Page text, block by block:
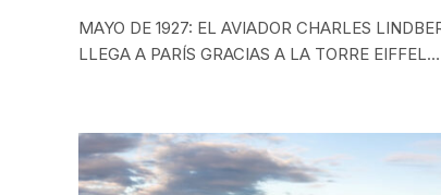
MAYO DE 1927: EL AVIADOR CHARLES
LLEGA A PARÍS GRACIAS A LA TORRE EIFFEL…